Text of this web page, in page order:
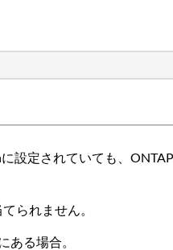
設定されていても、
られません。
ある場合。